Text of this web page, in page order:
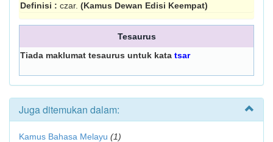
Definisi : czar. (Kamus Dewan Edisi Keempat)
Tesaurus
Tiada maklumat tesaurus untuk kata tsar
Juga ditemukan dalam:
Kamus Bahasa Melayu (1)